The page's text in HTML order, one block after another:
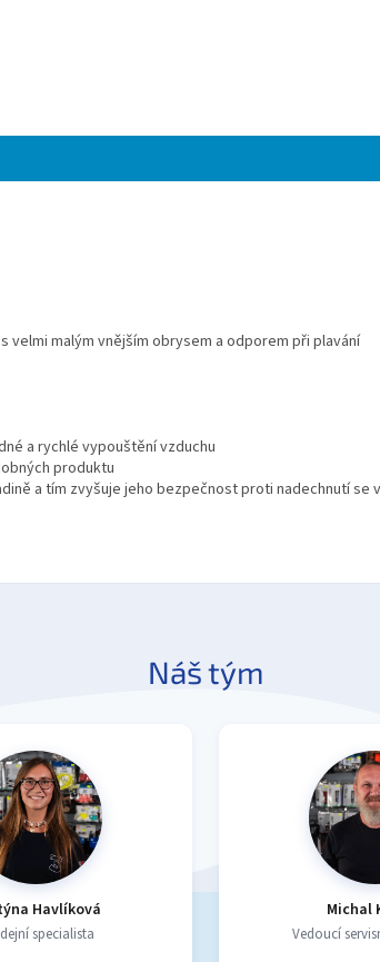
velmi malým vnějším obrysem a odporem při plavání
a rychlé vypouštění vzduchu
produktu
a tím zvyšuje jeho bezpečnost proti nadechnutí se
Náš tým
Havlíková
specialista
Michal
Vedoucí